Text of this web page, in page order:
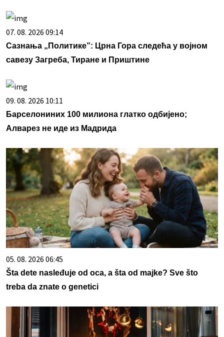
07. 08. 2026 09:14
Сазнања „Политике”: Црна Гора следећа у војном
савезу Загреба, Тиране и Приштине
09. 08. 2026 10:11
Барселониних 100 милиона глатко одбијено;
Алварез не иде из Мадрида
05. 08. 2026 06:45
Šta dete nasleđuje od oca, a šta od majke? Sve što
treba da znate o genetici